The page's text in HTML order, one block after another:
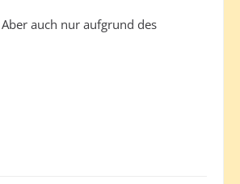
auch nur aufgrund des